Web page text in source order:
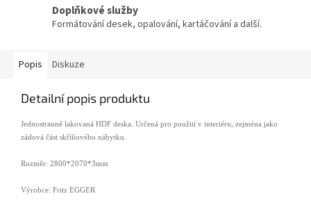
Doplňkové služby
Formátování desek, opalování, kartáčování a další.
Popis Diskuze
Detailní popis produktu
Jednostranně lakovaná HDF deska. Určená pro použití v interiéru, zejména jako
zádová část skříňového nábytku.
Rozměr: 2800*2070*3mm
Výrobce: Fritz EGGER